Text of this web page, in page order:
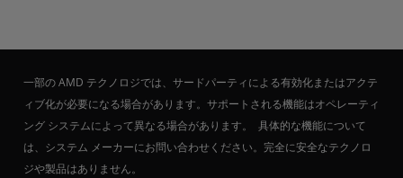
一部の AMD テクノロジでは、サードパーティによる有効化またはアクテ
ィブ化が必要になる場合があります。サポートされる機能はオペレーティ
ング システムによって異なる場合があります。 具体的な機能について
は、システム メーカーにお問い合わせください。完全に安全なテクノロ
ジや製品はありません。